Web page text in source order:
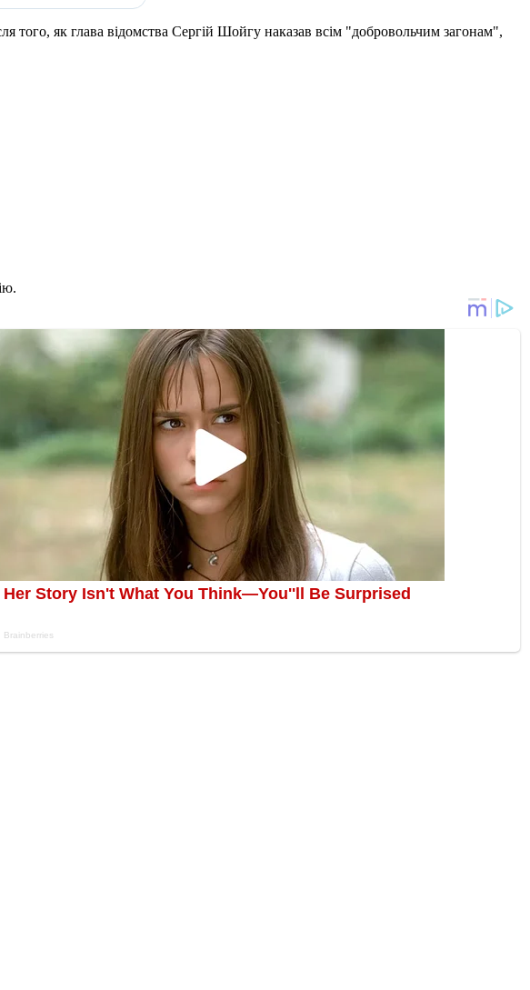
того, як глава відомства Сергій Шойгу наказав всім "добровольчим загонам",